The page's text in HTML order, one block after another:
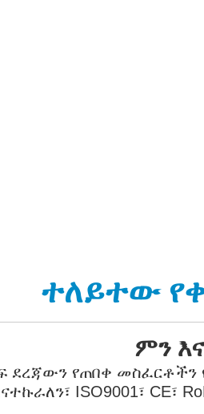
ተለይተው
ምን
ደረጃውን የጠበቀ
ISO9001፣ CE፣